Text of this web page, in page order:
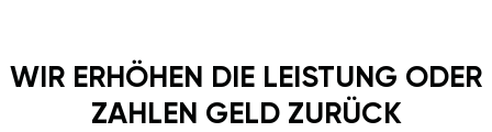
WIR ERHÖHEN DIE LEISTUNG ODER
ZAHLEN GELD ZURÜCK